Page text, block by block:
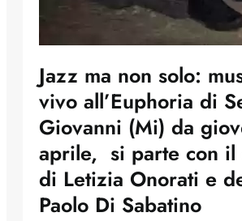
Jazz ma non solo:
vivo all’Euphoria di
Giovanni (Mi) da
aprile, si parte con il
di Letizia Onorati e
Paolo Di Sabatino